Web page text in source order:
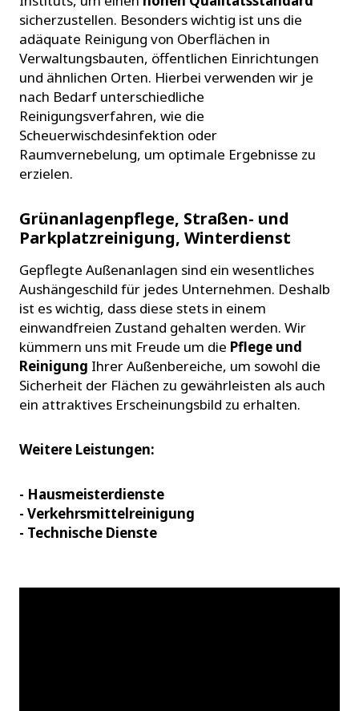
sicherzustellen. Besonders wichtig ist uns die
adäquate Reinigung von Oberflächen in
Verwaltungsbauten, öffentlichen Einrichtungen
und ähnlichen Orten. Hierbei verwenden wir je
nach Bedarf unterschiedliche
Reinigungsverfahren, wie die
Scheuerwischdesinfektion oder
Raumvernebelung, um optimale Ergebnisse zu
erzielen.
Grünanlagenpflege, Straßen- und
Parkplatzreinigung, Winterdienst
Gepflegte Außenanlagen sind ein wesentliches
Aushängeschild für jedes Unternehmen. Deshalb
ist es wichtig, dass diese stets in einem
einwandfreien Zustand gehalten werden. Wir
kümmern uns mit Freude um die Pflege und
Reinigung Ihrer Außenbereiche, um sowohl die
Sicherheit der Flächen zu gewährleisten als auch
ein attraktives Erscheinungsbild zu erhalten.
Weitere Leistungen:
- Hausmeisterdienste
- Verkehrsmittelreinigung
- Technische Dienste